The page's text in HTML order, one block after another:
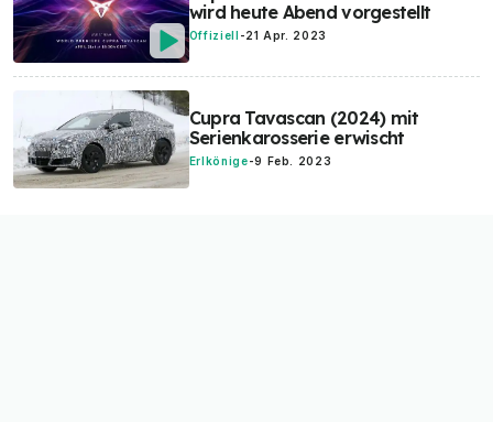
wird heute Abend vorgestellt
Offiziell -21 Apr. 2023
Cupra Tavascan (2024) mit
Serienkarosserie erwischt
Erlkönige-9 Feb. 2023